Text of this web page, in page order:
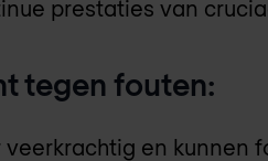
prestaties van
tegen fouten:
en kunnen